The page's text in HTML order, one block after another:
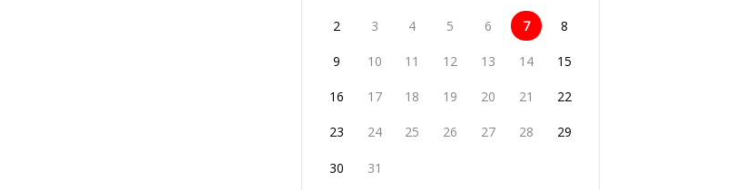
2 3 4 5 6 7 8
9 10 11 12 13 14 15
16 17 18 19 20 21 22
23 24 25 26 27 28 29
30 31